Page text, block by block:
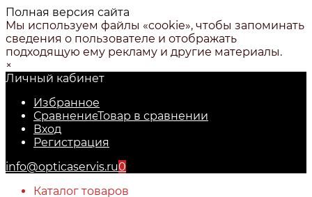
Полная версия сайта
Мы используем файлы «cookie», чтобы запоминать
сведения о пользователе и отображать
подходящую ему рекламу и другие материалы.
×
Личный кабинет
Избранное
СравнениеТовар в сравнении
Вход
Регистрация
info@opticaservis.ru0
Каталог товаров